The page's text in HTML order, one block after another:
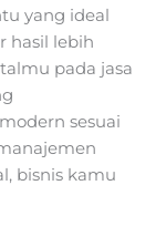
yang ideal
hasil lebih
pada jasa
sesuai
bisnis kamu